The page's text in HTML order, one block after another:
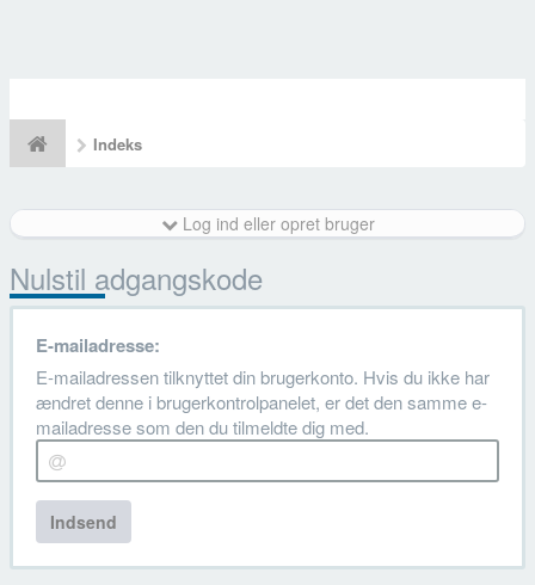
Indeks
Log ind eller opret bruger
Nulstil adgangskode
E-mailadresse:
E-mailadressen tilknyttet din brugerkonto. Hvis du ikke har
ændret denne i brugerkontrolpanelet, er det den samme e-
mailadresse som den du tilmeldte dig med.
Indsend